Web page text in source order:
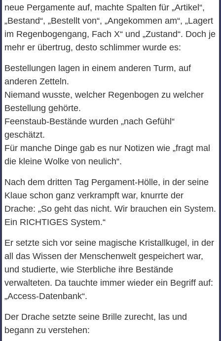
neue Pergamente auf, machte Spalten für „Artikel“,
„Bestand“, „Bestellt von“, „Angekommen am“, „Lagert
im Regenbogengang, Fach X“ und „Zustand“. Doch je
mehr er übertrug, desto schlimmer wurde es:
Bestellungen lagen in einem anderen Turm, auf
anderen Zetteln.
Niemand wusste, welcher Regenbogen zu welcher
Bestellung gehörte.
Feenstaub-Bestände wurden „nach Gefühl“
geschätzt.
Für manche Dinge gab es nur Notizen wie „fragt mal
die kleine Wolke von neulich“.
Nach dem dritten Tag Pergament-Hölle, in der seine
Klaue schon ganz verkrampft war, knurrte der
Drache: „So geht das nicht. Wir brauchen ein System.
Ein RICHTIGES System.“
Er setzte sich vor seine magische Kristallkugel, in der
all das Wissen der Menschenwelt gespeichert war,
und studierte, wie Sterbliche ihre Bestände
verwalteten. Da tauchte immer wieder ein Begriff auf:
„Access-Datenbank“.
Der Drache setzte seine Brille zurecht, las und
begann zu verstehen: